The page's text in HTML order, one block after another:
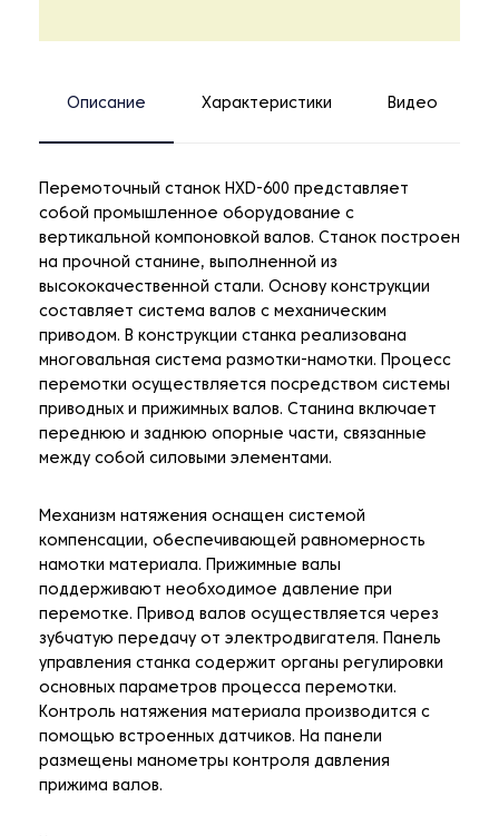
Описание Характеристики Видео
Перемоточный станок HXD-600 представляет
собой промышленное оборудование с
вертикальной компоновкой валов. Станок построен
на прочной станине, выполненной из
высококачественной стали. Основу конструкции
составляет система валов с механическим
приводом. В конструкции станка реализована
многовальная система размотки-намотки. Процесс
перемотки осуществляется посредством системы
приводных и прижимных валов. Станина включает
переднюю и заднюю опорные части, связанные
между собой силовыми элементами.
Механизм натяжения оснащен системой
компенсации, обеспечивающей равномерность
намотки материала. Прижимные валы
поддерживают необходимое давление при
перемотке. Привод валов осуществляется через
зубчатую передачу от электродвигателя. Панель
управления станка содержит органы регулировки
основных параметров процесса перемотки.
Контроль натяжения материала производится с
помощью встроенных датчиков. На панели
размещены манометры контроля давления
прижима валов.